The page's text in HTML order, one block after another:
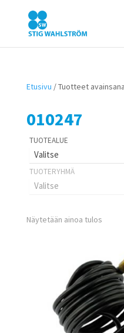
Etusivu / Tuotteet
010247
Valitse
Valitse
Näytetään ainoa tulos